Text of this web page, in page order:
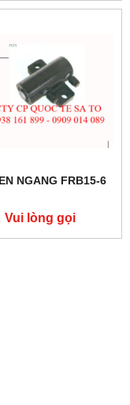
NGANG FRB15-6
Vui lòng gọi